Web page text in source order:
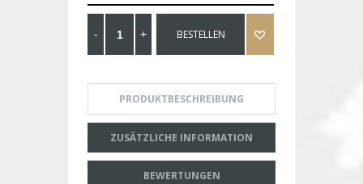
BESTELLEN
PRODUKTBESCHREIBUNG
ZUSÄTZLICHE INFORMATION
BEWERTUNGEN